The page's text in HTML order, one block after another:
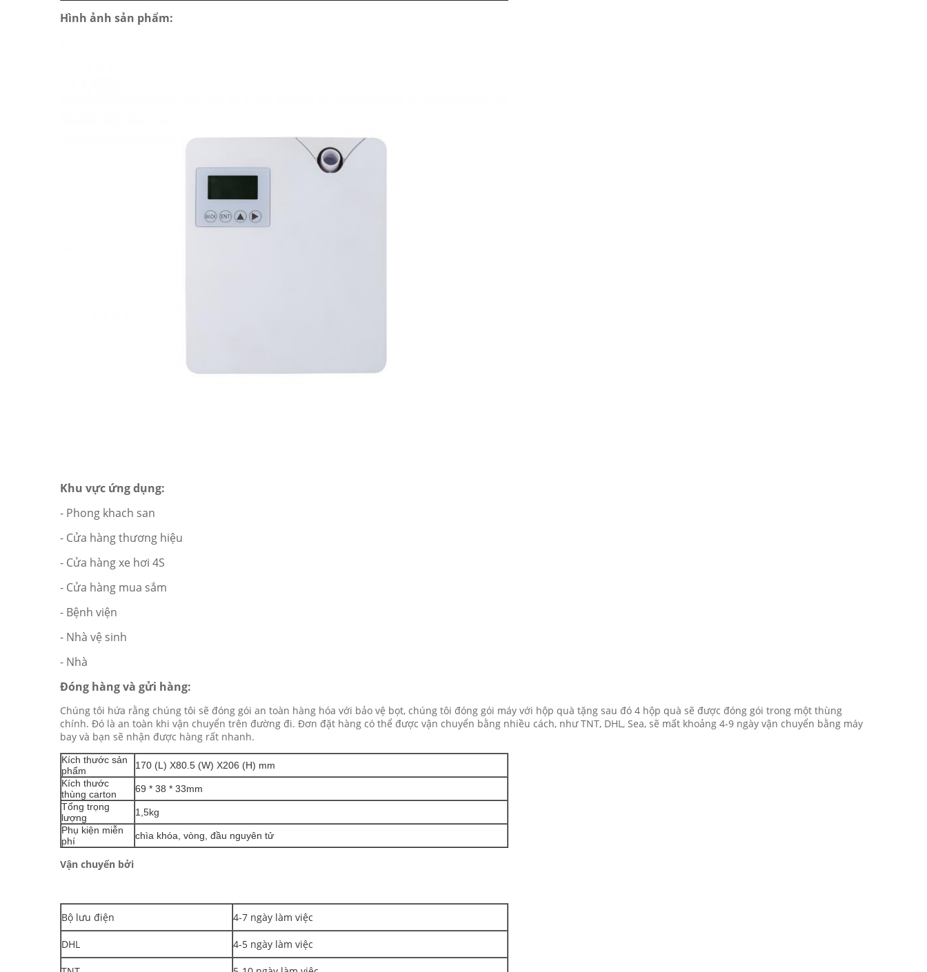
Hình ảnh sản phẩm:
Khu vực ứng dụng:
- Phong khach san
- Cửa hàng thương hiệu
- Cửa hàng xe hơi 4S
- Cửa hàng mua sắm
- Bệnh viện
- Nhà vệ sinh
- Nhà
Đóng hàng và gửi hàng:
Chúng tôi hứa rằng chúng tôi sẽ đóng gói an toàn hàng hóa với bảo vệ bọt, chúng tôi đóng gói máy với hộp quà tặng sau đó 4 hộp quà sẽ được đóng gói trong một thùng
chính. Đó là an toàn khi vận chuyển trên đường đi. Đơn đặt hàng có thể được vận chuyển bằng nhiều cách, như TNT, DHL, Sea, sẽ mất khoảng 4-9 ngày vận chuyển bằng máy
bay và bạn sẽ nhận được hàng rất nhanh.
Kích thước sản
phẩm
170 (L) X80.5 (W) X206 (H) mm
Kích thước
thùng carton
69 * 38 * 33mm
Tổng trọng
lượng
1,5kg
Phụ kiện miễn
phí
chìa khóa, vòng, đầu nguyên tử
Vận chuyển bởi
Bộ lưu điện 4-7 ngày làm việc
DHL 4-5 ngày làm việc